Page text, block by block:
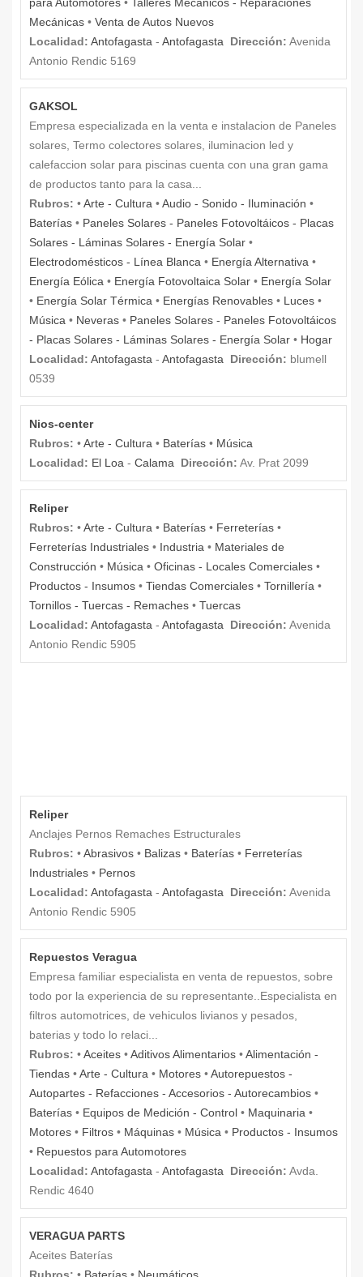
Mecánicas • Venta de Autos Nuevos
Localidad: Antofagasta - Antofagasta Dirección: Avenida
Antonio Rendic 5169
GAKSOL
Empresa especializada en la venta e instalacion de Paneles
solares, Termo colectores solares, iluminacion led y
calefaccion solar para piscinas cuenta con una gran gama
de productos tanto para la casa...
Rubros: •Arte - Cultura •Audio - Sonido - Iluminación •
Baterías • Paneles Solares - Paneles Fotovoltáicos - Placas
Solares - Láminas Solares - Energía Solar •
Electrodomésticos - Línea Blanca • Energía Alternativa •
Energía Eólica • Energía Fotovoltaica Solar • Energía Solar
• Energía Solar Térmica • Energías Renovables • Luces •
Música • Neveras • Paneles Solares - Paneles Fotovoltáicos
- Placas Solares - Láminas Solares - Energía Solar • Hogar
Localidad: Antofagasta - Antofagasta Dirección: blumell
0539
Nios-center
Rubros: •Arte - Cultura • Baterías • Música
Localidad: El Loa - Calama Dirección: Av. Prat 2099
Reliper
Rubros: •Arte - Cultura • Baterías • Ferreterías •
Ferreterías Industriales • Industria • Materiales de
Construcción • Música • Oficinas - Locales Comerciales •
Productos - Insumos • Tiendas Comerciales • Tornillería •
Tornillos - Tuercas - Remaches • Tuercas
Localidad: Antofagasta - Antofagasta Dirección: Avenida
Antonio Rendic 5905
Reliper
Anclajes Pernos Remaches Estructurales
Rubros: •Abrasivos • Balizas • Baterías • Ferreterías
Industriales • Pernos
Localidad: Antofagasta - Antofagasta Dirección: Avenida
Antonio Rendic 5905
Repuestos Veragua
Empresa familiar especialista en venta de repuestos, sobre
todo por la experiencia de su representante..Especialista en
filtros automotrices, de vehiculos livianos y pesados,
baterias y todo lo relaci...
Rubros: •Aceites •Aditivos Alimentarios •Alimentación -
Tiendas •Arte - Cultura • Motores •Autorepuestos -
Autopartes - Refacciones - Accesorios - Autorecambios •
Baterías • Equipos de Medición - Control • Maquinaria •
Motores • Filtros • Máquinas • Música • Productos - Insumos
• Repuestos para Automotores
Localidad: Antofagasta - Antofagasta Dirección: Avda.
Rendic 4640
VERAGUA PARTS
Aceites Baterías
Rubros: • Baterías • Neumáticos